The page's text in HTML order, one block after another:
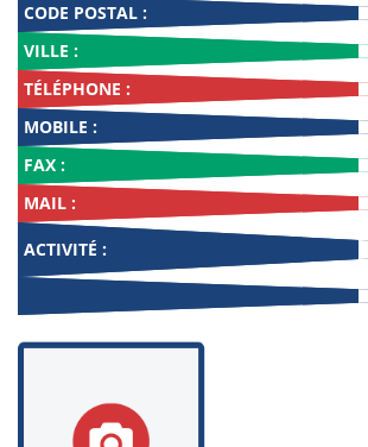
CODE POSTAL :
VILLE :
TÉLÉPHONE :
MOBILE :
FAX :
MAIL :
ACTIVITÉ :